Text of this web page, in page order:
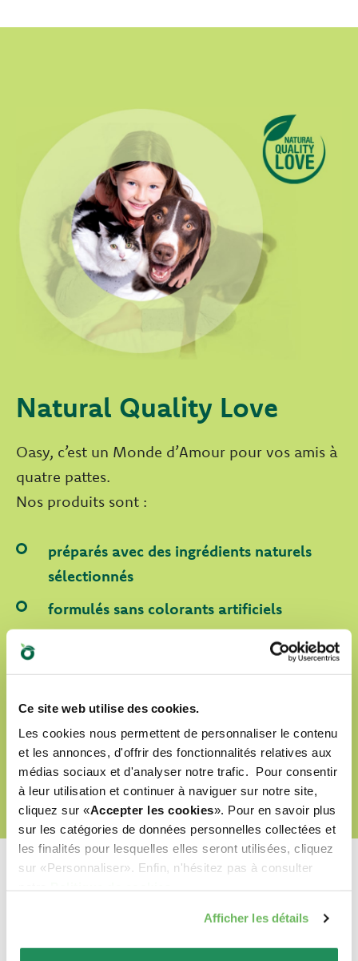
Ce site web utilise des cookies.
Les cookies nous permettent de personnaliser le contenu
et les annonces, d'offrir des fonctionnalités relatives aux
médias sociaux et d'analyser notre trafic. Pour consentir
à leur utilisation et continuer à naviguer sur notre site,
cliquez sur «Accepter les cookies». Pour en savoir plus
sur les catégories de données personnelles collectées et
les finalités pour lesquelles elles seront utilisées, cliquez
sur «Personnaliser». Enfin, n'hésitez pas à consulter
Afficher les détails
Natural Quality Love
Oasy, c’est un Monde d’Amour pour vos amis à
quatre pattes.
Nos produits sont :
préparés avec des ingrédients naturels
sélectionnés
formulés sans colorants artificiels
labellisés Cruelty Free
DÉCOUVRIR NOTRE MONDE D’AMOUR
Quel est leur préféré ?